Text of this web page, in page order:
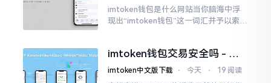
imtoken钱包是什么网站当你脑海中浮
现出“imtoken钱包”这一词汇并予以索求
我也曾短暂错愕
imtoken钱包交易安全吗 - 老
用户的一些心里话
imtoken中文版下载 ⋅ 今天 ⋅ 19 阅读